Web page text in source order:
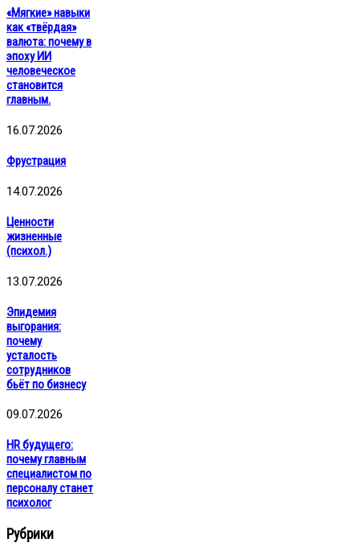
«Мягкие» навыки
как «твёрдая»
валюта: почему в
эпоху ИИ
человеческое
становится
главным.
16.07.2026
Фрустрация
14.07.2026
Ценности
жизненные
(психол.)
13.07.2026
Эпидемия
выгорания:
почему
усталость
сотрудников
бьёт по бизнесу
09.07.2026
HR будущего:
почему главным
специалистом по
персоналу станет
психолог
Рубрики